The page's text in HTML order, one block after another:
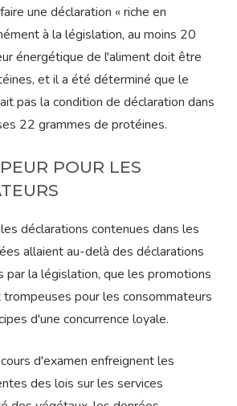
une déclaration « riche en
à la législation, au moins 20
énergétique de l'aliment doit être
et il a été déterminé que le
pas la condition de déclaration dans
22 grammes de protéines.
POUR LES
déclarations contenues dans les
allaient au-delà des déclarations
par la législation, que les promotions
pour les consommateurs
d'une concurrence loyale.
d'examen enfreignent les
des lois sur les services